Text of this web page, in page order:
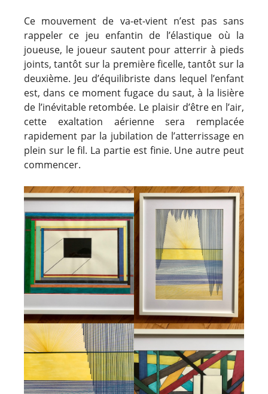
Ce mouvement de va-et-vient n’est pas sans
rappeler ce jeu enfantin de l’élastique où la
joueuse, le joueur sautent pour atterrir à pieds
joints, tantôt sur la première ficelle, tantôt sur la
deuxième. Jeu d’équilibriste dans lequel l’enfant
est, dans ce moment fugace du saut, à la lisière
de l’inévitable retombée. Le plaisir d’être en l’air,
cette exaltation aérienne sera remplacée
rapidement par la jubilation de l’atterrissage en
plein sur le fil. La partie est finie. Une autre peut
commencer.